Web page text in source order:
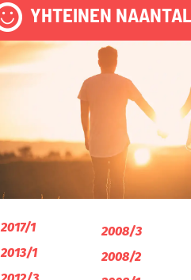
YHTEINEN
2017/1
2013/1
2008/3
2008/2